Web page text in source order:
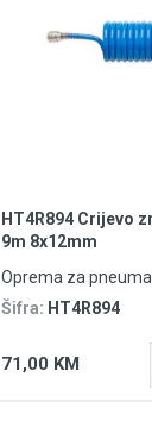
HT4R894 Crijevo
9m 8x12mm
Oprema za
Šifra: HT4R894
71,00 KM